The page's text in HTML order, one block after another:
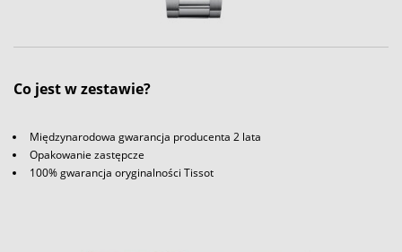
Co jest w zestawie?
Międzynarodowa gwarancja producenta 2 lata
Opakowanie zastępcze
100% gwarancja oryginalności Tissot